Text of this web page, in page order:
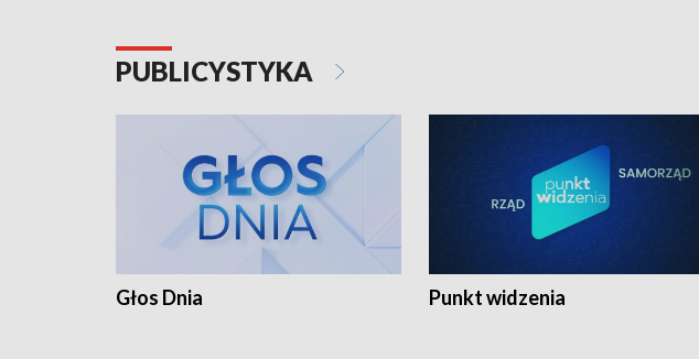
PUBLICYSTYKA
Głos Dnia Punkt widzenia